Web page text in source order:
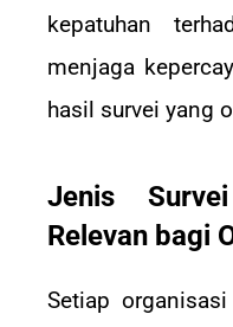
kepatuhan
menjaga
hasil survei yang
Jenis
Relevan bagi
Setiap